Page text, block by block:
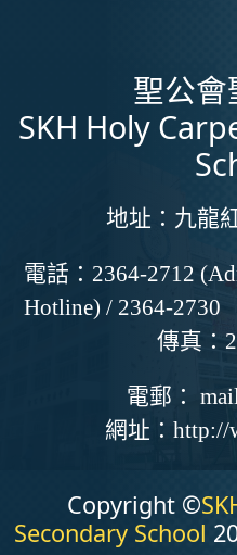
聖公
SKH Holy
地址： 九龍
電話： 2364-2712
Hotline) / 2364-2730
傳真：
電郵：
網址： http://
Copyright ©
Secondary School